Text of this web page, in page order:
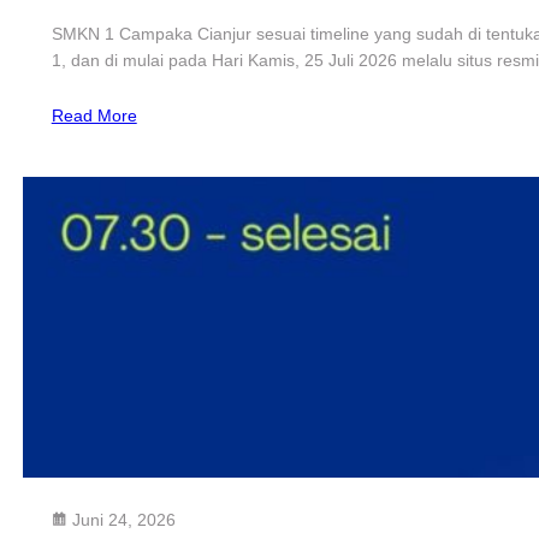
SMKN 1 Campaka Cianjur sesuai timeline yang sudah di
1, dan di mulai pada Hari Kamis, 25 Juli 2026 melalu situs
Read More
Juni 24, 2026